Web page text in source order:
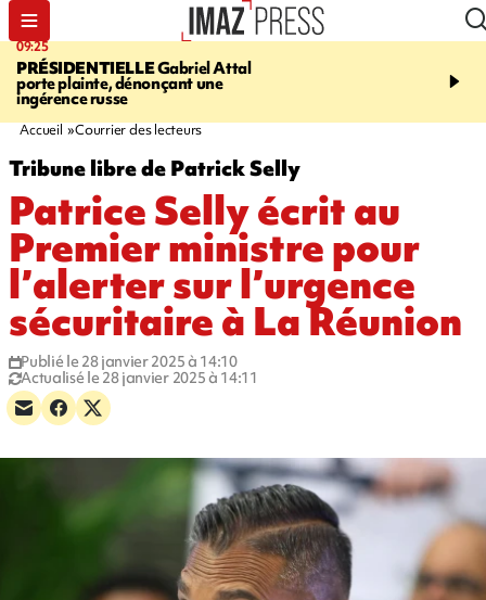
09:25
PRÉSIDENTIELLEGabriel Attal
porte plainte, dénonçant une
ingérence russe
11:43
accident après le virage
Accueil Courrier des lecteurs
Tribune libre de Patrick Selly
Patrice Selly écrit au
Premier ministre pour
l’alerter sur l’urgence
sécuritaire à La Réunion
Publié le 28 janvier 2025 à 14:10
Actualisé le 28 janvier 2025 à 14:11